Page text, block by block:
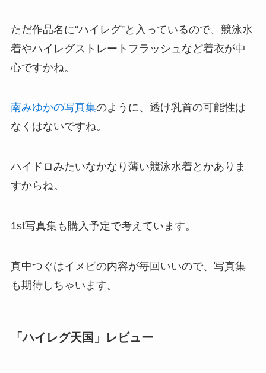
ただ作品名に“ハイレグ”と入っているので、競泳水
着やハイレグストレートフラッシュなど着衣が中
心ですかね。
南みゆかの写真集のように、透け乳首の可能性は
なくはないですね。
ハイドロみたいなかなり薄い競泳水着とかありま
すからね。
1st写真集も購入予定で考えています。
真中つぐはイメビの内容が毎回いいので、写真集
も期待しちゃいます。
「ハイレグ天国」レビュー